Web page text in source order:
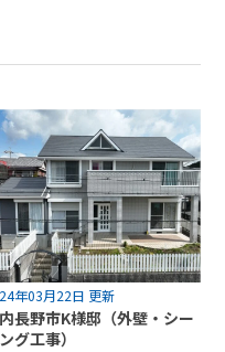
年03月22日 更新
長野市K様邸（外壁・シー
グ工事）